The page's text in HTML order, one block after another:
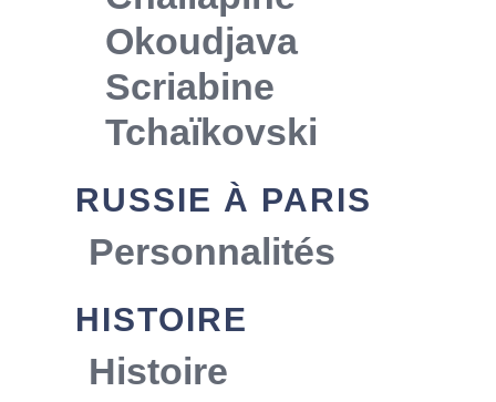
Okoudjava
Scriabine
Tchaïkovski
RUSSIE À PARIS
Personnalités
HISTOIRE
Histoire